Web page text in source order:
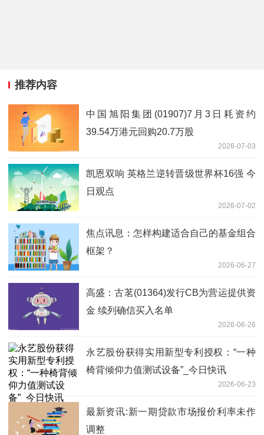
推荐内容
中国旭阳集团(01907)7月3日耗资约
39.54万港元回购20.7万股
2026-07-03
凯恩双响 英格兰逆转晋级世界杯16强 今
日观点
2026-07-02
焦点讯息：怎样构建适合自己的基金组合
框架？
2026-06-27
高盛：古茗(01364)发行CB为营运提供资
金 续列确信买入名单
2026-06-26
永艺股份获得实用新型专利授权：“一种
椅背倾仰力值测试设备”_今日快讯
2026-06-23
最新资讯:新一期贷款市场报价利率未作
调整